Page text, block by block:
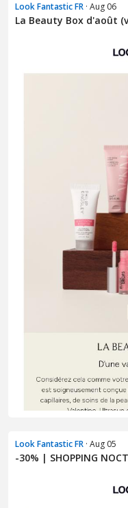
Look Fantastic FR · Aug 06
La Beauty Box d'août
Look Fantastic FR · Aug 05
-30% | SHOPPING